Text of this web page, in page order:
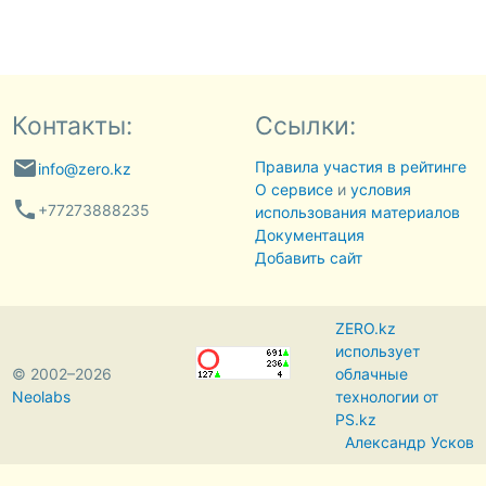
Контакты:
emailinfo@zero.kz
phone +77273888235
Ссылки:
Правила участия в рейтинге
О сервисеи условия
использования материалов
Документация
Добавить сайт
© 2002–2026
Neolabs
ZERO.kz
использует
облачные
технологии от
PS.kz
Александр Усков